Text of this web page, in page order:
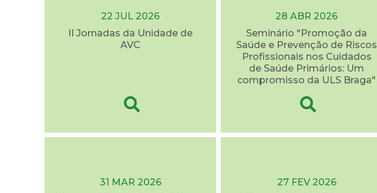
22 JUL 2026
II Jornadas da Unidade de
AVC
28 ABR 2026
Seminário "Promoção da
Saúde e Prevenção de Riscos
Profissionais nos Cuidados
de Saúde Primários: Um
compromisso da ULS Braga"
31 MAR 2026
27 FEV 2026